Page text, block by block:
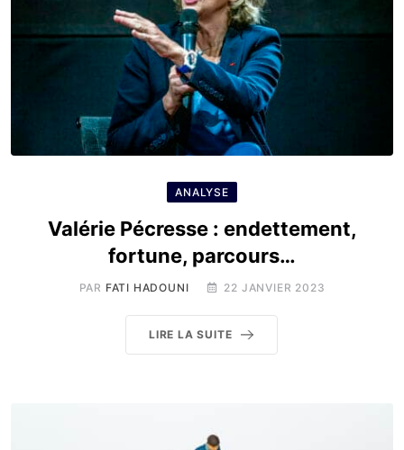
ANALYSE
Valérie Pécresse : endettement,
fortune, parcours…
PAR FATI HADOUNI 22 JANVIER 2023
LIRE LA SUITE